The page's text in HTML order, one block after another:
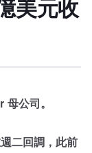
美元收
公司。
二回調，此前